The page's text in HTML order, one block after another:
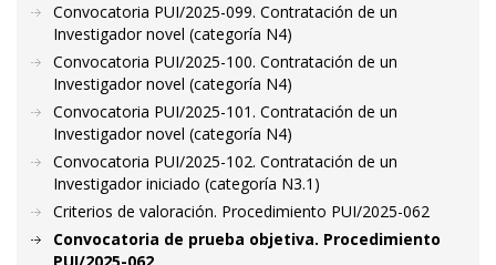
Convocatoria PUI/2025-099. Contratación de un
Investigador novel (categoría N4)
Convocatoria PUI/2025-100. Contratación de un
Investigador novel (categoría N4)
Convocatoria PUI/2025-101. Contratación de un
Investigador novel (categoría N4)
Convocatoria PUI/2025-102. Contratación de un
Investigador iniciado (categoría N3.1)
Criterios de valoración. Procedimiento PUI/2025-062
Convocatoria de prueba objetiva. Procedimiento